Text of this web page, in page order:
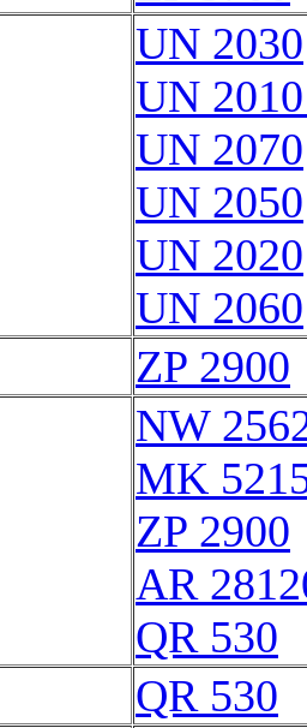
UN 2030
UN
UN 2070
UN 2050
UN 2020
UN 2060
ZP 2900
NW
MK
ZP 2900
AR
QR 530
QR 530